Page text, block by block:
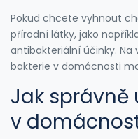
Pokud chcete vyhnout
přírodní látky, jako
antibakteriální účinky. Na
bakterie v domácnosti
Jak
v